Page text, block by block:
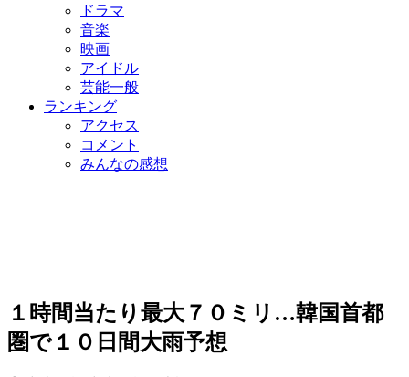
ドラマ
音楽
映画
アイドル
芸能一般
ランキング
アクセス
コメント
みんなの感想
１時間当たり最大７０ミリ…韓国首都
圏で１０日間大雨予想